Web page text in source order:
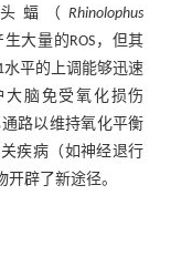
蝠（Rhinolophus
大量的ROS，但其
水平的上调能够迅速
脑免受氧化损伤
路以维持氧化平衡
疾病（如神经退行
辟了新途径。